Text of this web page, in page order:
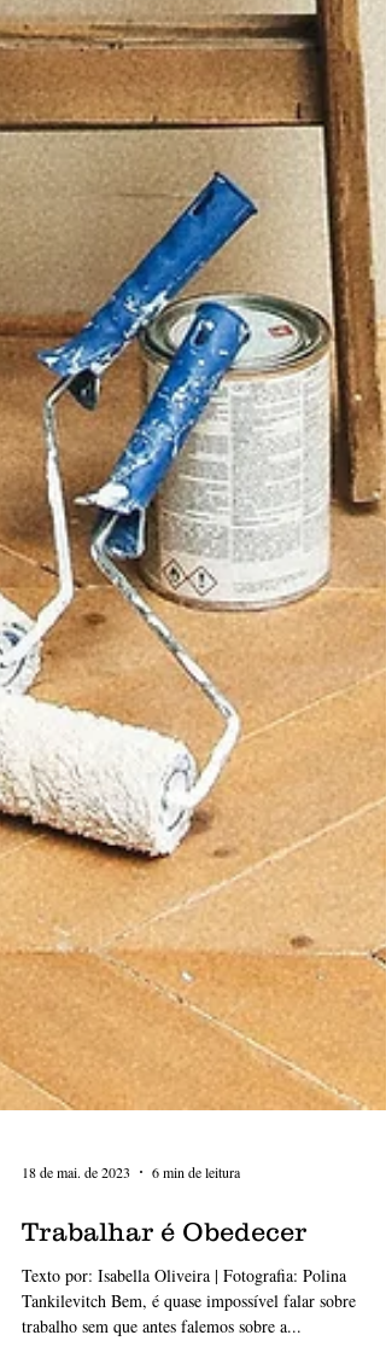
18 de mai. de 2023 6 min de leitura
Trabalhar é Obedecer
Texto por: Isabella Oliveira | Fotografia: Polina